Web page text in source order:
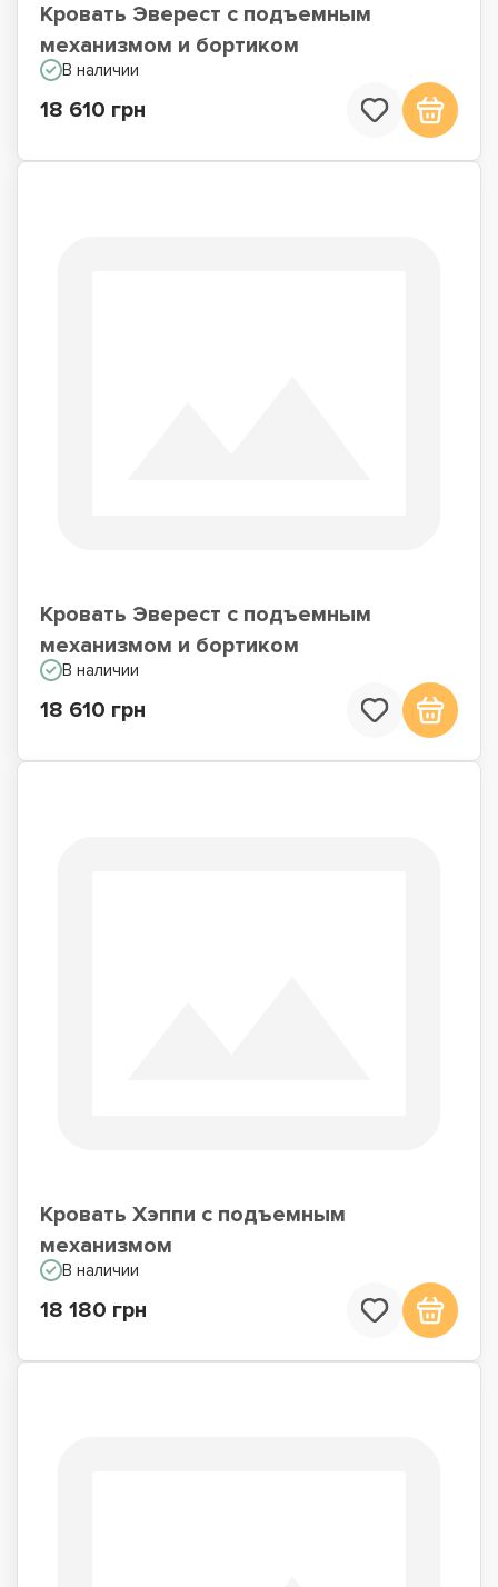
Кровать Эверест с подъемным
механизмом и бортиком
В наличии
18 610 грн
Кровать Эверест с подъемным
механизмом и бортиком
В наличии
18 610 грн
Кровать Хэппи с подъемным
механизмом
В наличии
18 180 грн